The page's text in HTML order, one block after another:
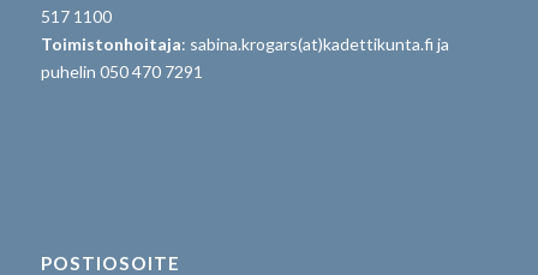
517 1100
Toimistonhoitaja: sabina.krogars(at)kadettikunta.fi ja
puhelin 050 470 7291
POSTIOSOITE